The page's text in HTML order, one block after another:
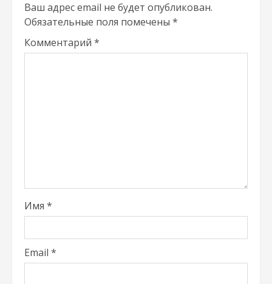
Ваш адрес email не будет опубликован.
Обязательные поля помечены *
Комментарий *
Имя *
Email *